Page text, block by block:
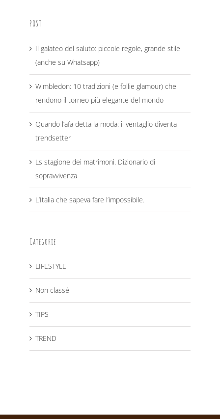
POST
Il galateo del saluto: piccole regole, grande stile
(anche su Whatsapp)
Wimbledon: 10 tradizioni (e follie glamour) che
rendono il torneo più elegante del mondo
Quando l’afa detta la moda: il ventaglio diventa
trendsetter
Ls stagione dei matrimoni. Dizionario di
sopravvivenza
L’Italia che sapeva fare l’impossibile.
Categorie
LIFESTYLE
Non classé
TIPS
TREND